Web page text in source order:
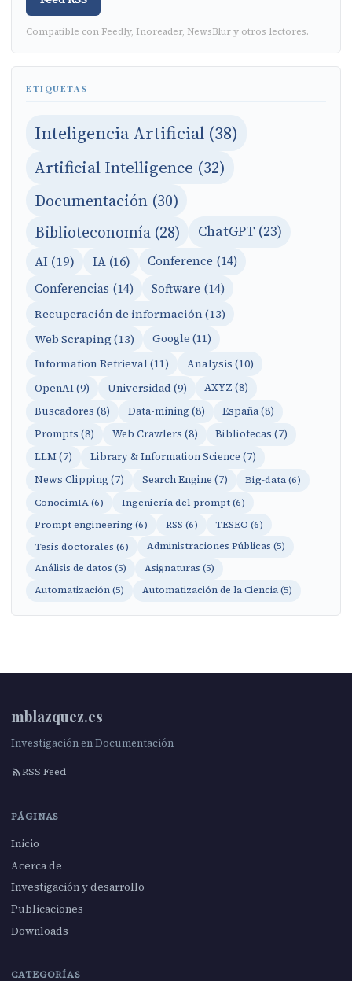
Compatible con Feedly, Inoreader, NewsBlur y otros lectores.
ETIQUETAS
Inteligencia Artificial (38)
Artificial Intelligence (32)
Documentación (30)
Biblioteconomía (28) ChatGPT (23)
AI (19) IA (16)
Conference (14)
Conferencias (14)
Software (14)
Recuperación de información (13)
Web Scraping (13)
Google (11)
Information Retrieval (11)
Analysis (10)
OpenAI (9) Universidad (9)
AXYZ (8)
Buscadores (8)
Data-mining (8)
España (8)
Prompts (8)
Web Crawlers (8)
Bibliotecas (7)
LLM (7)
Library & Information Science (7)
News Clipping (7)
Search Engine (7)
Big-data (6)
ConocimIA (6)
Ingeniería del prompt (6)
Prompt engineering (6)
RSS (6)
TESEO (6)
Tesis doctorales (6)
Administraciones Públicas (5)
Análisis de datos (5)
Asignaturas (5)
Automatización (5)
Automatización de la Ciencia (5)
mblazquez.es
Investigación en Documentación
RSS Feed
PÁGINAS
Inicio
Acerca de
Investigación y desarrollo
Publicaciones
Downloads
CATEGORÍAS